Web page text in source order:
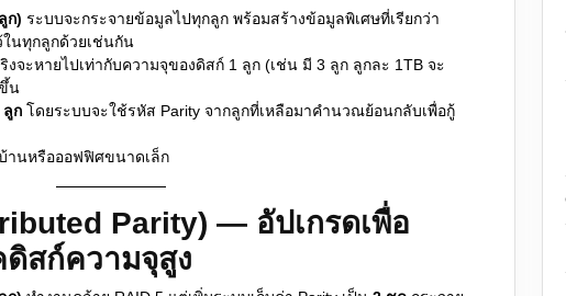
ก) ระบบจะกระจายข้อมูลไปทุกลูก พร้อมสร้างข้อมูลพิเศษที่เรียกว่า
ในทุกลูกด้วยเช่นกัน
งจะหายไปเท่ากับความจุของดิสก์ 1 ลูก (เช่น มี 3 ลูก ลูกละ 1TB จะ
น
ลูกโดยระบบจะใช้รหัส Parity จากลูกที่เหลือมาคำนวณย้อนกลับเพื่อกู้
านหรือออฟฟิศขนาดเล็ก
Parity) — อัปเกรดเพื่อ
สก์ความจุสูง